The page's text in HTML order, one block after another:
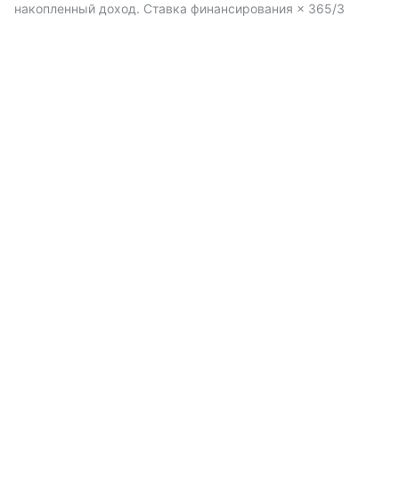
той же бирже. Основная цель — получать доход в
накопленный доход. Ставка финансирования × 365/3